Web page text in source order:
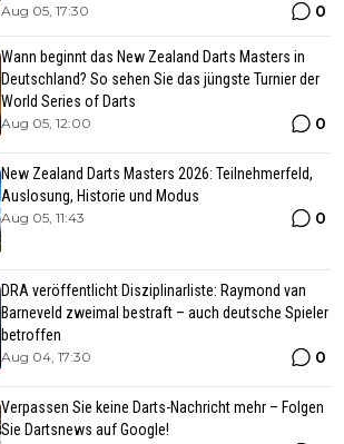
Aug 05, 17:30 0
Wann beginnt das New Zealand Darts Masters in
Deutschland? So sehen Sie das jüngste Turnier der
World Series of Darts
Aug 05, 12:00 0
New Zealand Darts Masters 2026: Teilnehmerfeld,
Auslosung, Historie und Modus
Aug 05, 11:43 0
DRA veröffentlicht Disziplinarliste: Raymond van
Barneveld zweimal bestraft – auch deutsche Spieler
betroffen
Aug 04, 17:30 0
Verpassen Sie keine Darts-Nachricht mehr – Folgen
Sie Dartsnews auf Google!